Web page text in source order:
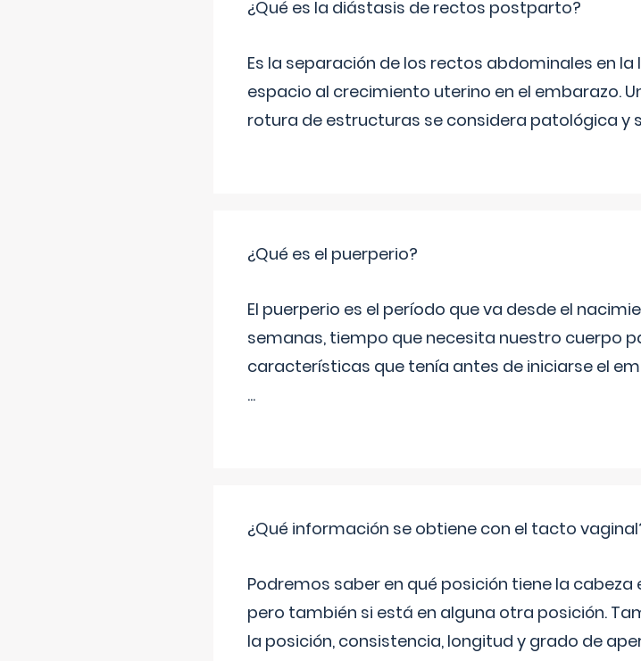
¿Qué es la diástasis de rectos postparto?
Es la separación de los rectos abdominales en
espacio al crecimiento uterino en el embarazo.
rotura de estructuras se considera patológica y
¿Qué es el puerperio?
El puerperio es el período que va desde el
semanas, tiempo que necesita nuestro cuerpo
características que tenía antes de iniciarse el
...
¿Qué información se obtiene con el tacto
Podremos saber en qué posición tiene la
pero también si está en alguna otra posición.
la posición, consistencia, longitud y grado de